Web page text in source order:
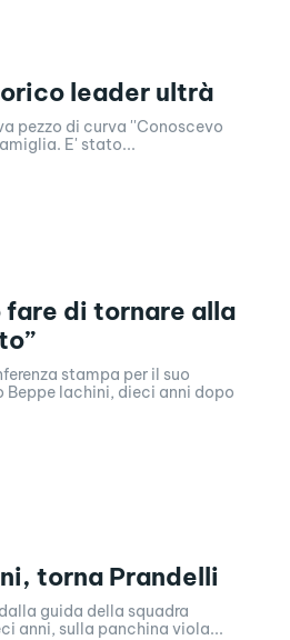
leader ultrà
curva ''Conoscevo
E' stato...
fare di tornare alla
stampa per il suo
Iachini, dieci anni dopo
torna Prandelli
guida della squadra
anni, sulla panchina viola...